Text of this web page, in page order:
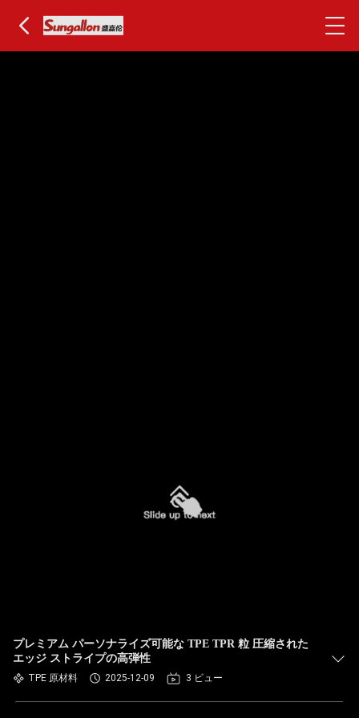
プレミアム パーソナライズ可能な TPE TPR 粒 圧縮された
エッジ ストライプの高弾性
TPE 原材料 2025-12-09 3 ビュー